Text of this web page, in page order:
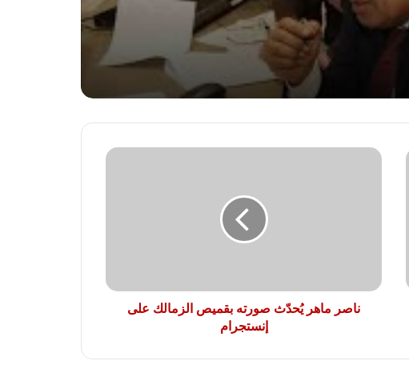
جديدة في السوق المصرية
مشتريات المصريين تقود البورصة
ناصر
ناصر ماهر يُحدّث صورته بقميص الزمالك على
إنستجرام